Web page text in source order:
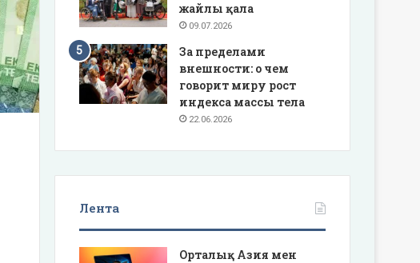
жайлы қала
09.07.2026
За пределами
внешности: о чем
говорит миру рост
индекса массы тела
22.06.2026
Лента
Орталық Азия мен